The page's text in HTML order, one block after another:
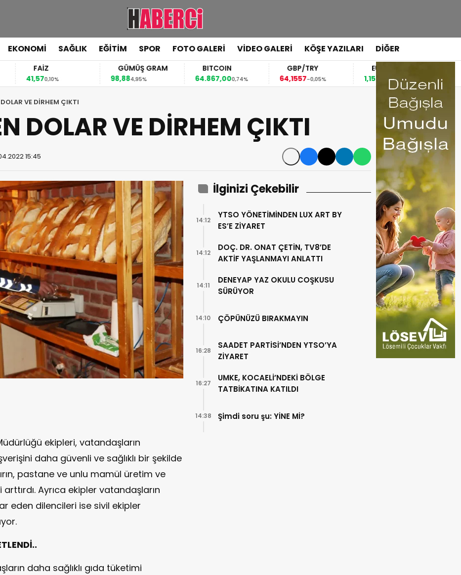
EKONOMİ SAĞLIK EĞİTİM SPOR FOTO GALERİ VİDEO GALERİ KÖŞE YAZILARI DİĞER
41,570,10%
GÜMÜŞ GRAM
98,884,95%
BITCOIN
64.867,000,74%
GBP/TRY
64,1557-0,05%
EUR/USD
1,15290,03%
82,02
VE DİRHEM ÇIKTI
DOLAR VE DİRHEM ÇIKTI
15:45
ekipleri, vatandaşların
daha güvenli ve sağlıklı bir şekilde
pastane ve unlu mamül üretim ve
Ayrıca ekipler vatandaşların
eden dilencileri ise sivil ekipler
daha sağlıklı gıda tüketimi
İlginizi Çekebilir
YTSO YÖNETİMİNDEN LUX ART BY
ES’E ZİYARET
14:12
DOÇ. DR. ONAT ÇETİN, TV8’DE
AKTİF YAŞLANMAYI ANLATTI
14:12
DENEYAP YAZ OKULU COŞKUSU
SÜRÜYOR
14:11
ÇÖPÜNÜZÜ BIRAKMAYIN
14:10
SAADET PARTİSİ’NDEN YTSO’YA
ZİYARET
16:28
UMKE, KOCAELİ’NDEKİ BÖLGE
TATBİKATINA KATILDI
16:27
Şimdi soru şu: YİNE Mİ?
14:38